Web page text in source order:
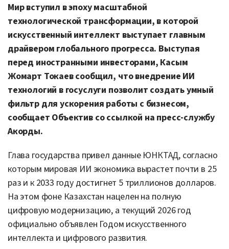
Мир вступил в эпоху масштабной
технологической трансформации, в которой
искусственный интеллект выступает главным
драйвером глобального прогресса. Выступая
перед иностранными инвесторами, Касым
Жомарт Токаев сообщил, что внедрение ИИ
технологий в госуслуги позволит создать умный
фильтр для ускорения работы с бизнесом,
сообщает Объектив со ссылкой на пресс-службу
Акорды.
Глава государства привел данные ЮНКТАД, согласно
которым мировая ИИ экономика вырастет почти в 25
раз и к 2033 году достигнет 5 триллионов долларов.
На этом фоне Казахстан нацелен на полную
цифровую модернизацию, а текущий 2026 год
официально объявлен Годом искусственного
интеллекта и цифрового развития.